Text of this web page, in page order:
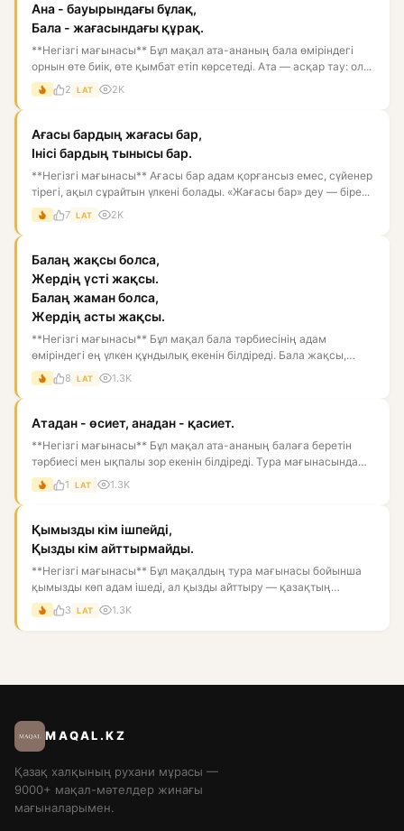
Ана - бауырындағы бұлақ,
Бала - жағасындағы құрақ.
**Негізгі мағынасы** Бұл мақал ата-ананың бала өміріндегі
орнын өте биік, өте қымбат етіп көрсетеді. Ата — асқар тау: ол...
2 LAT 2K
Ағасы бардың жағасы бар,
Інісі бардың тынысы бар.
**Негізгі мағынасы** Ағасы бар адам қорғансыз емес, сүйенер
тірегі, ақыл сұрайтын үлкені болады. «Жағасы бар» деу — біре...
7 LAT 2K
Балаң жақсы болса,
Жердің үсті жақсы.
Балаң жаман болса,
Жердің асты жақсы.
**Негізгі мағынасы** Бұл мақал бала тәрбиесінің адам
өміріндегі ең үлкен құндылық екенін білдіреді. Бала жақсы,
тәрбиелі...
8 LAT 1.3K
Атадан - өсиет, анадан - қасиет.
**Негізгі мағынасы** Бұл мақал ата-ананың балаға беретін
тәрбиесі мен ықпалы зор екенін білдіреді. Тура мағынасында
әкед...
1 LAT 1.3K
Қымызды кім ішпейді,
Қызды кім айттырмайды.
**Негізгі мағынасы** Бұл мақалдың тура мағынасы бойынша
қымызды көп адам ішеді, ал қызды айттыру — қазақтың
ертеден келе...
3 LAT 1.3K
MAQAL.KZ
Қазақ халқының рухани мұрасы —
9000+ мақал-мәтелдер жинағы
мағыналарымен.